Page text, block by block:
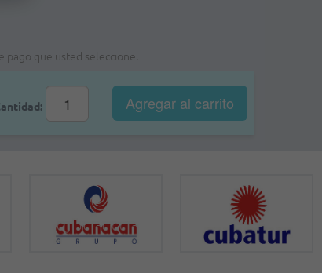
pago que usted seleccione.
Agregar al carrito